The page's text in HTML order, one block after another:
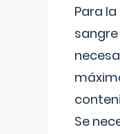
Para
Se